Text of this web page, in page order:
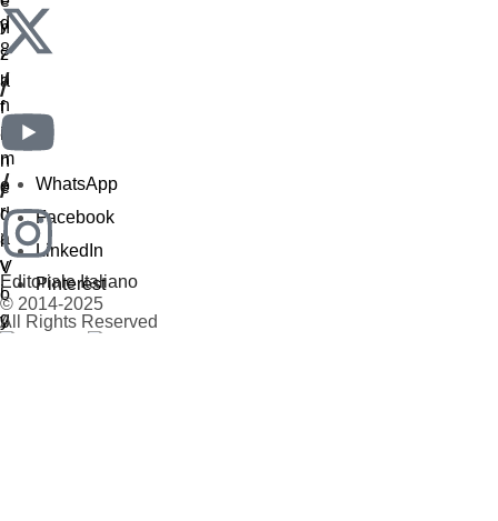
/
/
Editoriale Italiano
© 2014-2025
All Rights Reserved
WhatsApp
Facebook
LinkedIn
Pinterest